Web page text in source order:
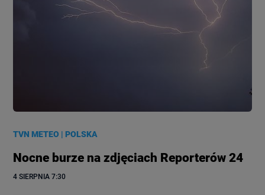
TVN METEO |POLSKA
Nocne burze na zdjęciach Reporterów 24
4 SIERPNIA 7:30